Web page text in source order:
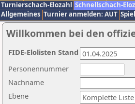
Turnierschach-Elozahl Schnellschach-
Allgemeines Turnier anmelden: AUT
Willkommen bei den
Nachname
Ebene
Personennummer
FIDE-Elolisten Stand